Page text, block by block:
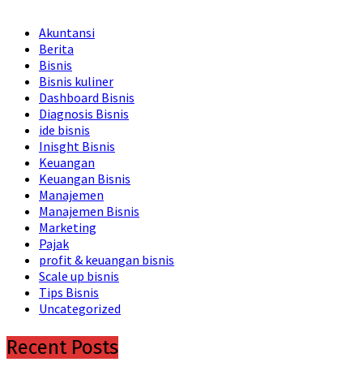
Akuntansi
Berita
Bisnis
Bisnis kuliner
Dashboard Bisnis
Diagnosis Bisnis
ide bisnis
Inisght Bisnis
Keuangan
Keuangan Bisnis
Manajemen
Manajemen Bisnis
Marketing
Pajak
profit & keuangan bisnis
Scale up bisnis
Tips Bisnis
Uncategorized
Recent Posts